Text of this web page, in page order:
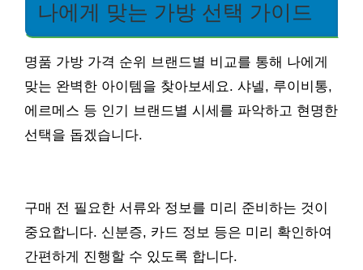
나에게 맞는 가방 선택 가이드
명품 가방 가격 순위 브랜드별 비교를 통해 나에게
맞는 완벽한 아이템을 찾아보세요. 샤넬, 루이비통,
에르메스 등 인기 브랜드별 시세를 파악하고 현명한
선택을 돕겠습니다.
구매 전 필요한 서류와 정보를 미리 준비하는 것이
중요합니다. 신분증, 카드 정보 등은 미리 확인하여
간편하게 진행할 수 있도록 합니다.